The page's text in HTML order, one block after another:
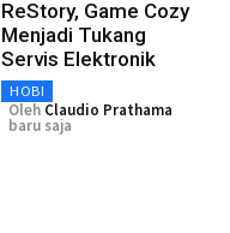
ReStory, Game Cozy
Menjadi Tukang
Servis Elektronik
HOBI
Oleh Claudio Prathama
baru saja